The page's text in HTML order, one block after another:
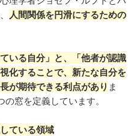
人間関係を円滑にするための
ている自分」と、「他者が認識
化することで、新たな自分を
が期待できる利点があり ま
窓を定義しています。
ている領域